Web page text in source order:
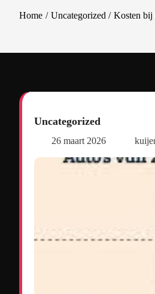
Home Uncategorized Kosten bij
Uncategorized
26 maart 2026